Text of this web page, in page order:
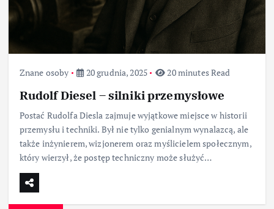
Znane osoby 20 grudnia, 2025 20 minutes Read
Rudolf Diesel – silniki przemysłowe
Postać Rudolfa Diesla zajmuje wyjątkowe miejsce w historii
przemysłu i techniki. Był nie tylko genialnym wynalazcą, ale
także inżynierem, wizjonerem oraz myślicielem społecznym,
który wierzył, że postęp techniczny może służyć…